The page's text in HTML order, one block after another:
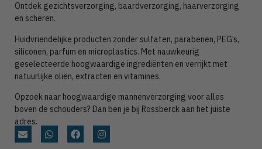
Ontdek gezichtsverzorging, baardverzorging, haarverzorging
en scheren.
Huidvriendelijke producten zonder sulfaten, parabenen, PEG’s,
siliconen, parfum en microplastics. Met nauwkeurig
geselecteerde hoogwaardige ingrediënten en verrijkt met
natuurlijke oliën, extracten en vitamines.
Opzoek naar hoogwaardige mannenverzorging voor alles
boven de schouders? Dan ben je bij Rossberck aan het juiste
adres.